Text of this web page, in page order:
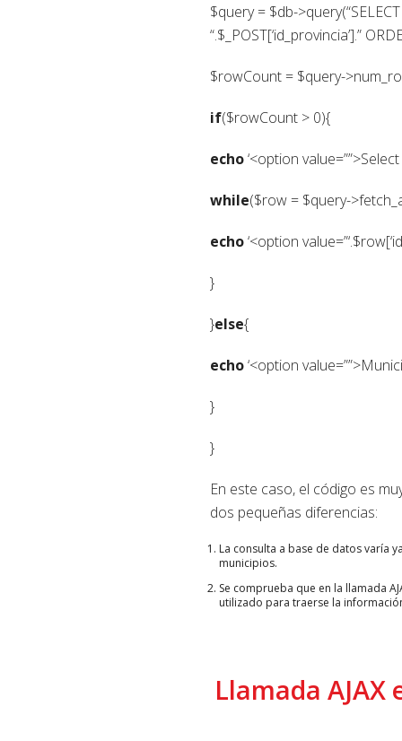
$query = $db-
“.$_POST[‘id_provincia’].”
$rowCount = $query-
if($rowCount > 0){
echo‘<option
while($row = $query-
echo‘<option
}
}else{
echo‘<option
}
}
En este caso, el código es
dos pequeñas diferencias:
La consulta a base de datos varía
municipios.
Se comprueba que en la llamada
utilizado para traerse la
Llamada